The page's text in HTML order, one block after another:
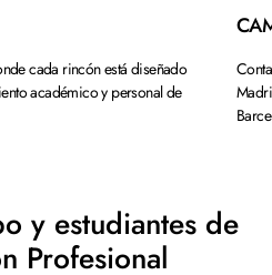
cada rincón está diseñado
académico y personal de
y estudiantes de
Profesional